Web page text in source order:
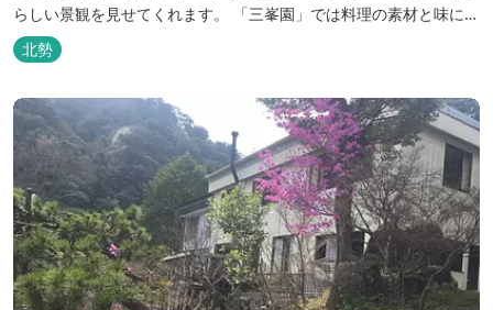
らしい景観を見せてくれます。 「三峯園」では料理の素材と味にも
こだわり、お客様に四季の織り成す景観と、いい湯、いい味、めぐ
りあいをお届けいたします。
北勢